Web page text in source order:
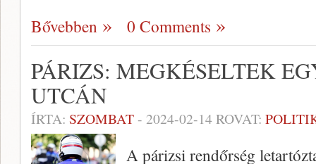
Bővebben 0 Comments
PÁRIZS: MEGKÉSELTEK
UTCÁN
ÍRTA: SZOMBAT- 2024-02-14ROVAT:
A párizsi rendőrség